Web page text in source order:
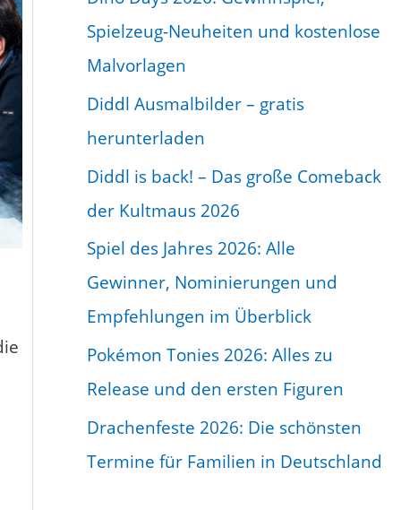
Spielzeug-Neuheiten und kostenlose
Malvorlagen
Diddl Ausmalbilder – gratis
herunterladen
Diddl is back! – Das große Comeback
der Kultmaus 2026
Spiel des Jahres 2026: Alle
Gewinner, Nominierungen und
Empfehlungen im Überblick
Pokémon Tonies 2026: Alles zu
Release und den ersten Figuren
Drachenfeste 2026: Die schönsten
Termine für Familien in Deutschland
B
e
i
t
r
a
g
s
-
A
r
c
h
i